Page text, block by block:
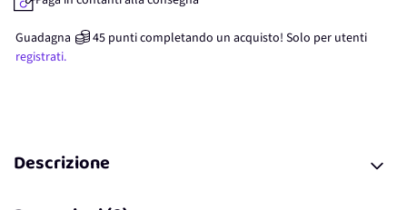
Guadagna 45 punticompletando un acquisto! Solo per utenti
registrati.
Descrizione